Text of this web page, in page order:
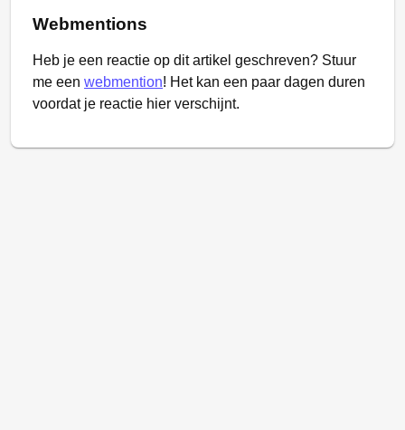
Webmentions
Heb je een reactie op dit artikel geschreven? Stuur
me een webmention! Het kan een paar dagen duren
voordat je reactie hier verschijnt.